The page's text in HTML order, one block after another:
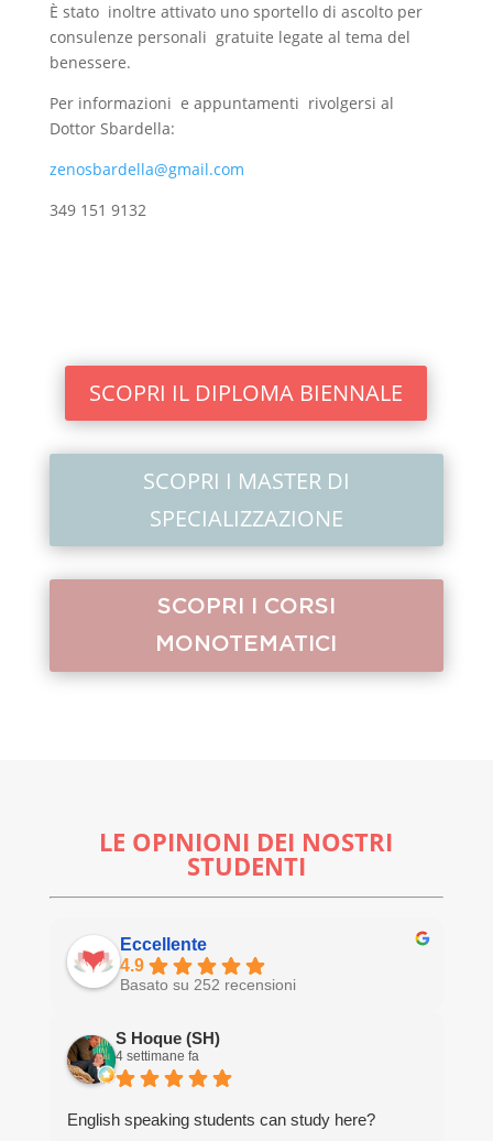
È stato inoltre attivato uno sportello di ascolto per
consulenze personali gratuite legate al tema del
benessere.
Per informazioni e appuntamenti rivolgersi al
Dottor Sbardella:
zenosbardella@gmail.com
349 151 9132
SCOPRI IL DIPLOMA BIENNALE
SCOPRI I MASTER DI
SPECIALIZZAZIONE
SCOPRI I CORSI
MONOTEMATICI
LE OPINIONI DEI NOSTRI
STUDENTI
Eccellente
4.9
Basato su 252 recensioni
S Hoque (SH)
4 settimane fa
English speaking students can study here?